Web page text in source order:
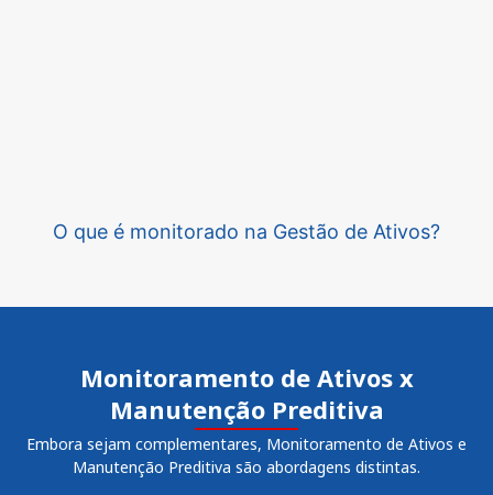
O que é monitorado na Gestão de Ativos?
Monitoramento de Ativos x
Manutenção Preditiva
Embora sejam complementares, Monitoramento de Ativos e
Manutenção Preditiva são abordagens distintas.